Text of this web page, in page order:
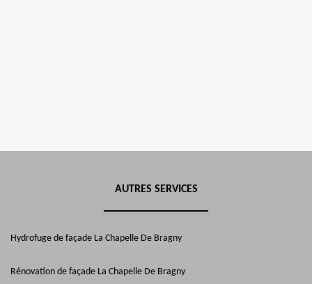
AUTRES SERVICES
Hydrofuge de façade La Chapelle De Bragny
Rénovation de façade La Chapelle De Bragny